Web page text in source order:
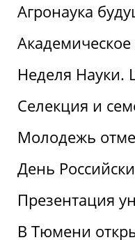
Агронаука
Неделя Науки.
Селекция и
Молодежь
День
Презентация
В Тюмени